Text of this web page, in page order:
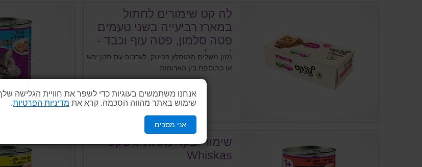
אנחנו משתמשים בעוגיות כדי לשפר את חוויית הגלישה
שימוש באתר מהווה הסכמה. קרא את מדיניות הפרטיות.
אני מסכים
לה קט שימורים לחתול
במארז רביעייה בשני טעמים
פטה סלמון, פטה עוף וכבד -
la cat
מזון משלים המומלץ כפינוק, לערבוב עם מזון יבש
או כתוספת בין הארוחות.
פרטים נוספים
שימורי בקר לחתול וויסקס -